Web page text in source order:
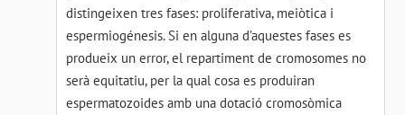
distingeixen tres fases: proliferativa, meiòtica i
espermiogénesis. Si en alguna d’aquestes fases es
produeix un error, el repartiment de cromosomes no
serà equitatiu, per la qual cosa es produiran
espermatozoides amb una dotació cromosòmica